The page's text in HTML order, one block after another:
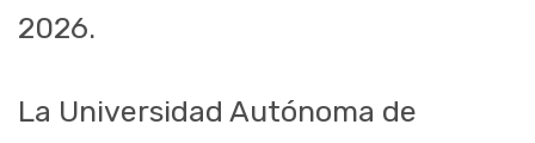
2026.
La Universidad Autónoma de